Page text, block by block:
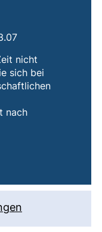
nicht
sich bei
nach
für
neues Fenster)